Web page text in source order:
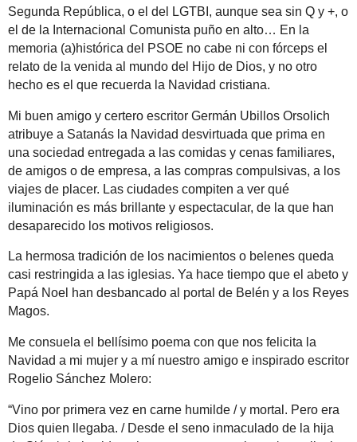
Segunda República, o el del LGTBI, aunque sea sin Q y +, o
el de la Internacional Comunista puño en alto… En la
memoria (a)histórica del PSOE no cabe ni con fórceps el
relato de la venida al mundo del Hijo de Dios, y no otro
hecho es el que recuerda la Navidad cristiana.
Mi buen amigo y certero escritor Germán Ubillos Orsolich
atribuye a Satanás la Navidad desvirtuada que prima en
una sociedad entregada a las comidas y cenas familiares,
de amigos o de empresa, a las compras compulsivas, a los
viajes de placer. Las ciudades compiten a ver qué
iluminación es más brillante y espectacular, de la que han
desaparecido los motivos religiosos.
La hermosa tradición de los nacimientos o belenes queda
casi restringida a las iglesias. Ya hace tiempo que el abeto y
Papá Noel han desbancado al portal de Belén y a los Reyes
Magos.
Me consuela el bellísimo poema con que nos felicita la
Navidad a mi mujer y a mí nuestro amigo e inspirado escritor
Rogelio Sánchez Molero:
“Vino por primera vez en carne humilde / y mortal. Pero era
Dios quien llegaba. / Desde el seno inmaculado de la hija